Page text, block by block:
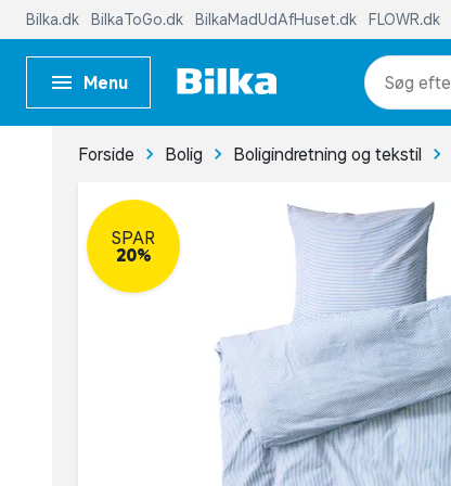
Bilka.dk BilkaToGo.dk BilkaMadUdAfHuset.dk FLOWR.dk
Menu
Forside Bolig Boligindretning og tekstil
SPAR
20%